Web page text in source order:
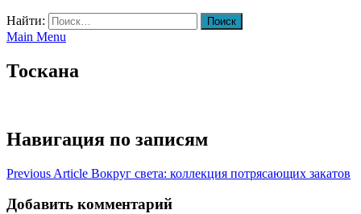
Найти:
Main Menu
Тоскана
Навигация по записям
Previous Article Вокруг света: коллекция потрясающих закатов
Добавить комментарий